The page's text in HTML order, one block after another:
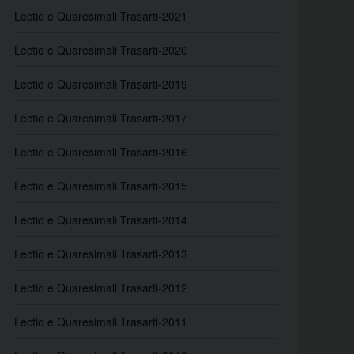
Lectio e Quaresimali Trasarti-2021
Lectio e Quaresimali Trasarti-2020
Lectio e Quaresimali Trasarti-2019
Lectio e Quaresimali Trasarti-2017
Lectio e Quaresimali Trasarti-2016
Lectio e Quaresimali Trasarti-2015
Lectio e Quaresimali Trasarti-2014
Lectio e Quaresimali Trasarti-2013
Lectio e Quaresimali Trasarti-2012
Lectio e Quaresimali Trasarti-2011